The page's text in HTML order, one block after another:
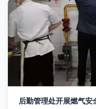
后勤管理处开展燃气